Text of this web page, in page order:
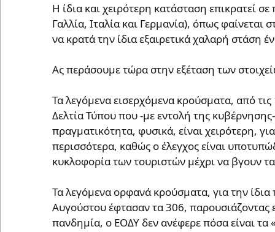
Η ίδια και χειρότερη κατάσταση επικρατεί
Γαλλία, Ιταλία και Γερμανία), όπως
να κρατά την ίδια εξαιρετικά χαλαρή στάση
Ας περάσουμε τώρα στην εξέταση των
Τα λεγόμενα εισερχόμενα κρούσματα, από
Δελτία Τύπου που -με εντολή της
πραγματικότητα, φυσικά, είναι χειρότερη,
περισσότερα, καθώς ο έλεγχος είναι
κυκλοφορία των τουριστών μέχρι να βγουν
Τα λεγόμενα ορφανά κρούσματα, για την
Αυγούστου έφτασαν τα 306,
πανδημία, ο ΕΟΔΥ δεν ανέφερε πόσα είναι τα